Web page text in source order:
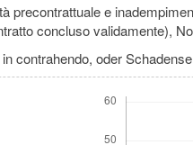
precontrattuale e
concluso validamente),
contrahendo, oder